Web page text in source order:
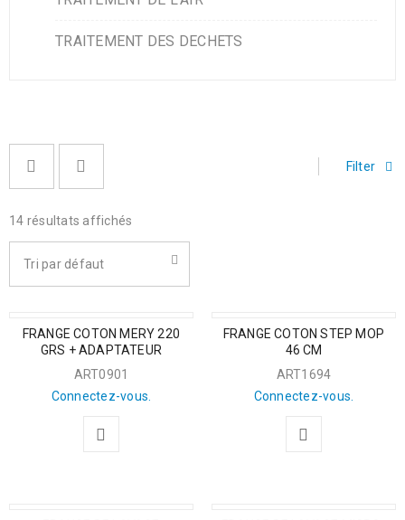
TRAITEMENT DES DECHETS
Filter
14 résultats affichés
Tri par défaut
FRANGE COTON MERY 220
GRS + ADAPTATEUR
ART0901
Connectez-vous.
FRANGE COTON STEP MOP
46 CM
ART1694
Connectez-vous.